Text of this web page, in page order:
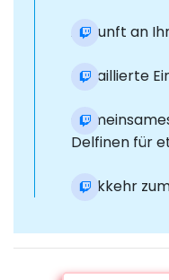
Ankunft an
Detaillierte
Delfinen für
Rückkehr